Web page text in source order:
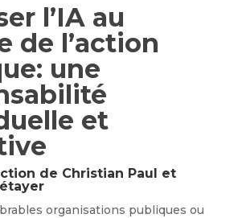
l’IA au
de l’action
une
et
de Christian Paul et
organisations publiques ou